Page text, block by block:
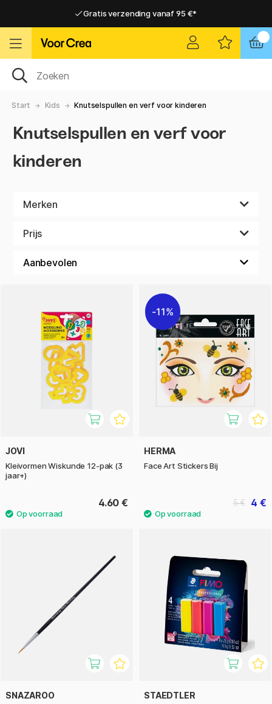
Gratis verzending vanaf 95 €*
Gratis verzending vanaf 95 €*
Start Kids Knutselspullen en verf voor kinderen
Knutselspullen en verf voor
kinderen
Merken
Prijs
JOVI
Kleivormen Wiskunde 12-pak (3
jaar+)
4.60 €
11%
HERMA
Face Art Stickers Bij
4 €
5 €
SNAZAROO STAEDTLER